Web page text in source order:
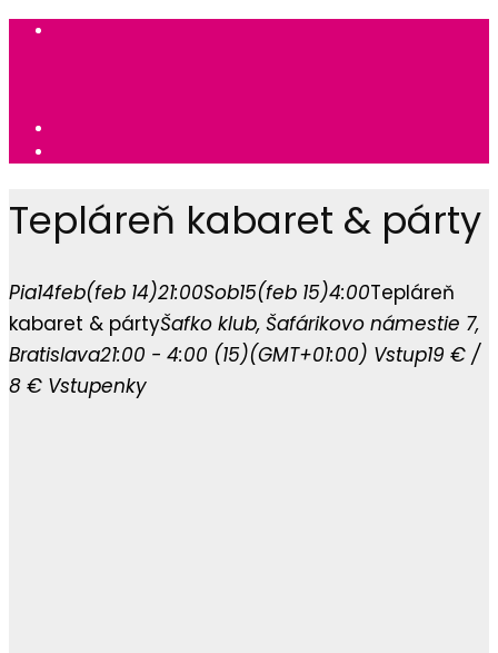
Tepláreň kabaret & párty
Pia14feb(feb 14)21:00Sob15(feb 15)4:00Tepláreň
kabaret & pártyŠafko klub, Šafárikovo námestie 7,
Bratislava21:00 - 4:00 (15)(GMT+01:00) Vstup19 € /
8 € Vstupenky